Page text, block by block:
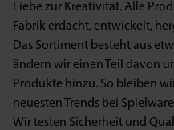
Liebe zur Kreativität. Alle
Fabrik erdacht, entwickelt,
Das Sortiment besteht aus
ändern wir einen Teil davon
Produkte hinzu. So bleiben
neuesten Trends bei
Wir testen Sicherheit und